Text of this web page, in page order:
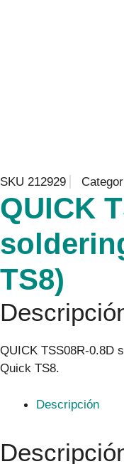
SKU 212929
QUICK
TS8)
QUICK TSS08R-0.8D
Quick TS8.
Descripción